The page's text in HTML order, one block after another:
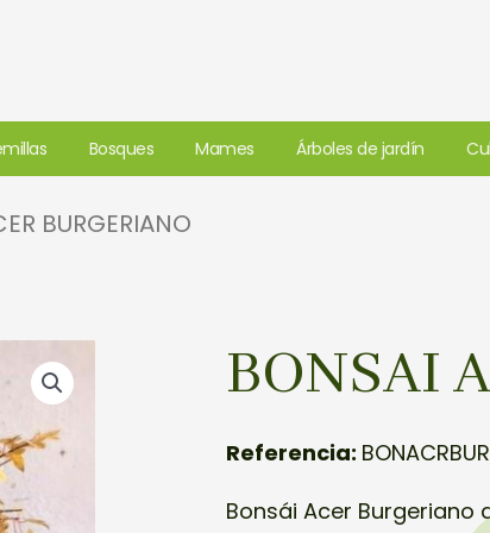
Bosques Mames Árboles de jardín
BURGERIANO
BONSAI
Referencia:
Bonsái Acer Burgeriano